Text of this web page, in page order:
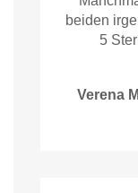
beiden
5
Verena